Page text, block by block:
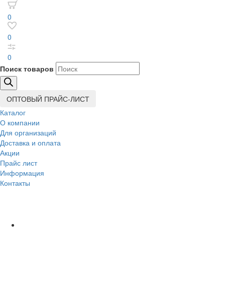
0
0
0
Поиск товаров
ОПТОВЫЙ ПРАЙС-ЛИСТ
Каталог
О компании
Для организаций
Доставка и оплата
Акции
Прайс лист
Информация
Контакты